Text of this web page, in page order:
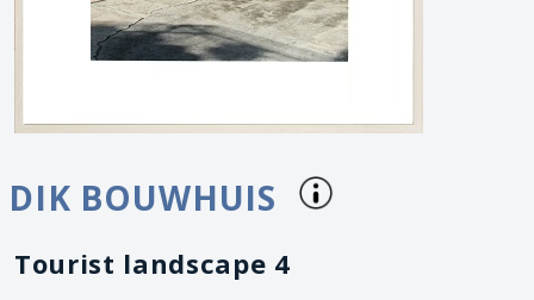
DIK BOUWHUIS
Tourist landscape 4